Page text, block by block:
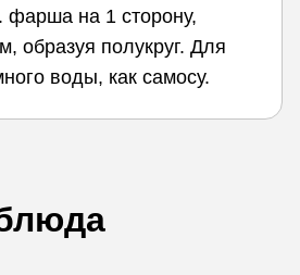
фарша на 1 сторону,
образуя полукруг. Для
воды, как самосу.